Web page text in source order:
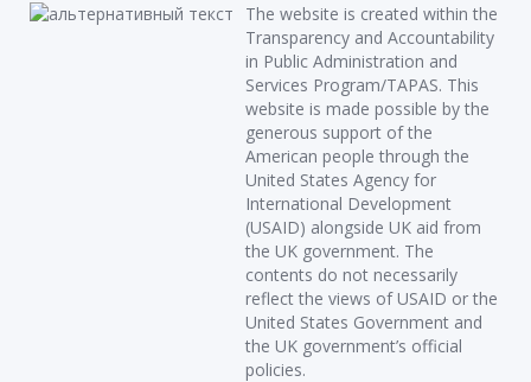
The website is created within the
Transparency and Accountability
in Public Administration and
Services Program/TAPAS. This
website is made possible by the
generous support of the
American people through the
United States Agency for
International Development
(USAID) alongside UK aid from
the UK government. The
contents do not necessarily
reflect the views of USAID or the
United States Government and
the UK government’s official
policies.